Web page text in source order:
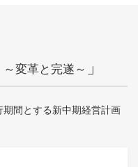
～変革と完遂～ 」
間とする新中期経営計画